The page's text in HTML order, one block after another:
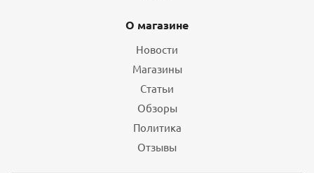
О магазине
Новости
Магазины
Статьи
Обзоры
Политика
Отзывы